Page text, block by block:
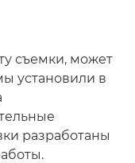
съемки, может
установили в
разработаны